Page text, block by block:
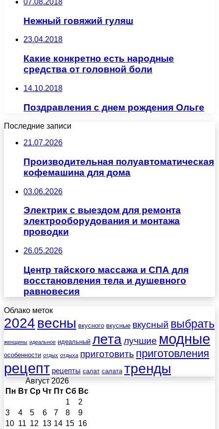
07.08.2018
Нежный говяжий гуляш
23.04.2018
Какие конкретно есть народные
средства от головной боли
14.10.2018
Поздравления с днем рождения Ольге
Последние записи
21.07.2026
Производительная полуавтоматическая
кофемашина для дома
03.06.2026
Электрик с выездом для ремонта
электрооборудования и монтажа
проводки
26.05.2026
Центр тайского массажа и СПА для
восстановления тела и душевного
равновесия
Облако меток
2024 весны вкусного вкусные вкусный выбрать
женщины идеальное идеальный леталучшие модные
особенности отдых отдыха приготовить приготовления
рецепт рецепты салат салата тренды
Август 2026
Пн Вт Ср Чт Пт Сб Вс
1
2
3
4 5 6 7 8
9
10 11 12 13 14 15 16